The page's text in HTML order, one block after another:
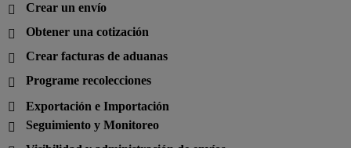

Crear un envío

Obtener una cotización

Crear facturas de aduanas

Programe recolecciones

Exportación e Importación

Seguimiento y Monitoreo